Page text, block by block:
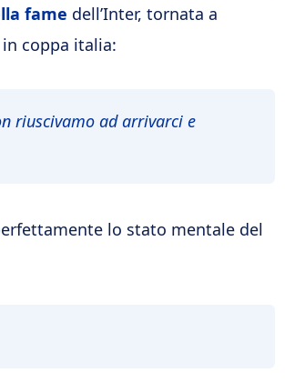
fame dell’Inter, tornata a
coppa italia:
riuscivamo ad arrivarci e
lo stato mentale del